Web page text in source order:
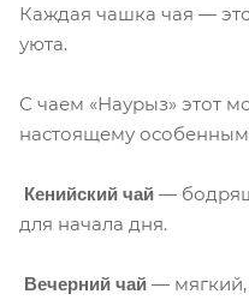
Каждая чашка чая —
уюта.
С чаем «Наурыз» этот
настоящему
Кенийский чай —
для начала дня.
Вечерний чай — мягкий,